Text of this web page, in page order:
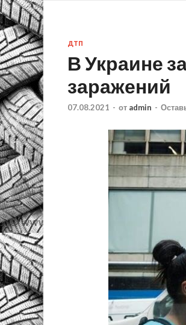
ДТП
В Украине
заражений
07.08.2021 - от admin -